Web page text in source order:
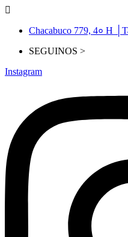
Chacabuco 779, 4० H
SEGUINOS >
Instagram